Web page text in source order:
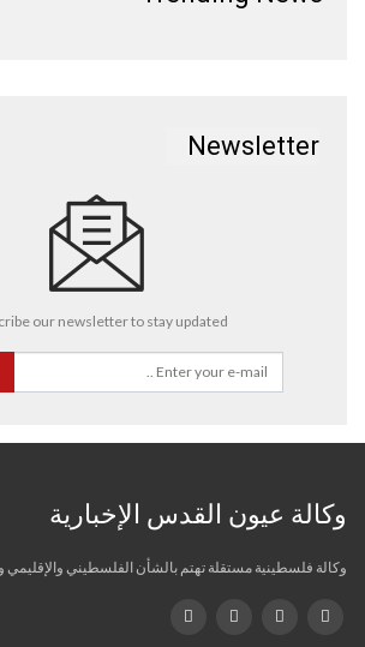
Newsletter
our newsletter to stay updated.
وكالة عيون القدس الإخبارية
وكالة فلسطينية مستقلة تهتم بالشأن الفلسطيني والإقليمي